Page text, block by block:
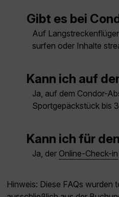
Gibt es bei
Auf
surfen oder Inhalte
Kann ich auf
Ja, auf dem Condor-
Sportgepäckstück bis
Kann ich für
Ja, der Online-Check-in
Hinweis: Diese FAQs wurden